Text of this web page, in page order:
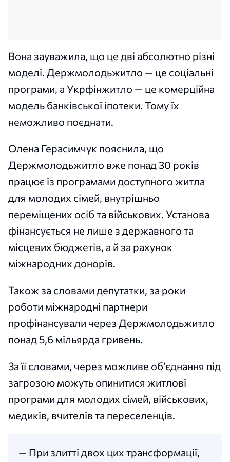
Вона зауважила, що це дві абсолютно різні
моделі. Держмолодьжитло — це соціальні
програми, а Укрфінжитло — це комерційна
модель банківської іпотеки. Тому їх
неможливо поєднати.
Олена Герасимчук пояснила, що
Держмолодьжитло вже понад 30 років
працює із програмами доступного житла
для молодих сімей, внутрішньо
переміщених осіб та військових. Установа
фінансується не лише з державного та
місцевих бюджетів, а й за рахунок
міжнародних донорів.
Також за словами депутатки, за роки
роботи міжнародні партнери
профінансували через Держмолодьжитло
понад 5,6 мільярда гривень.
За її словами, через можливе об’єднання під
загрозою можуть опинитися житлові
програми для молодих сімей, військових,
медиків, вчителів та переселенців.
— При злитті двох цих трансформації,